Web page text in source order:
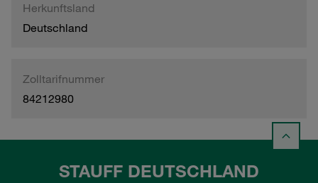
Herkunftsland
Deutschland
Zolltarifnummer
84212980
STAUFF DEUTSCHLAND